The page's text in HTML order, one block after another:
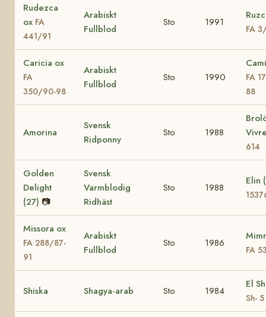
Rudezca
ox FA
441/91
Arabiskt
Fullblod
Sto 1991
FA
Caricia ox
FA
350/90-98
Arabiskt
Fullblod
Sto 1990
FA
88
Amorina
Svensk
Ridponny
Sto 1988
614
Golden
Delight
(27) 📷
Svensk
Varmblodig
Ridhäst
Sto 1988
Elin
Missora ox
FA 288/87-
91
Arabiskt
Fullblod
Sto 1986
FA
Shiska Shagya-arab Sto 1984
El
Sh- 5